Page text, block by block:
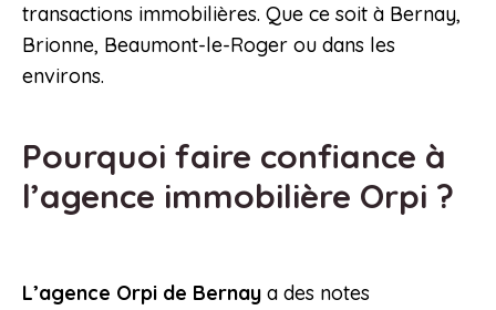
transactions immobilières. Que ce soit à Bernay,
Brionne, Beaumont-le-Roger ou dans les
environs.
Pourquoi faire confiance à
l’agence immobilière Orpi ?
L’agence Orpi de Bernay a des notes